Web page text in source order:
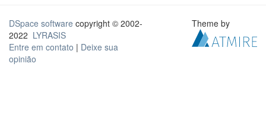
DSpace software copyright © 2002-
2022 LYRASIS
Entre em contato | Deixe sua
opinião
Theme by